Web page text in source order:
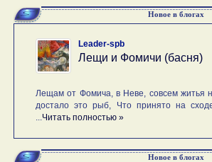
Новое в блогах
Leader-spb
Лещи и Фомичи (басня)
Лещам от Фомича, в Неве, совсем житья
достало это рыб, Что принято на
Читать полностью »
Новое в блогах